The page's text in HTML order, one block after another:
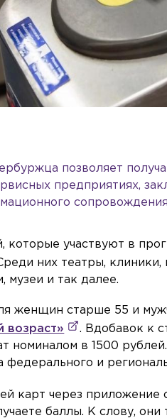
позволяет
предприятиях,
которые участвуют в
них театры, клиники,
музеи и так далее.
женщин старше 55 и
возраст»
. Вдобавок к
номиналом в 1500
федерального и
карт через приложение
баллы. К слову,